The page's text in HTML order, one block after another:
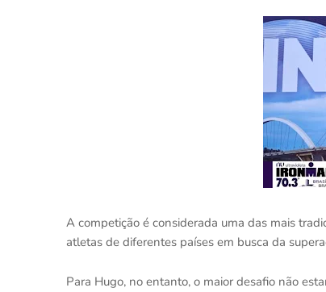
A competição é considerada uma das mais
atletas de diferentes países em busca da
Para Hugo, no entanto, o maior desafio não